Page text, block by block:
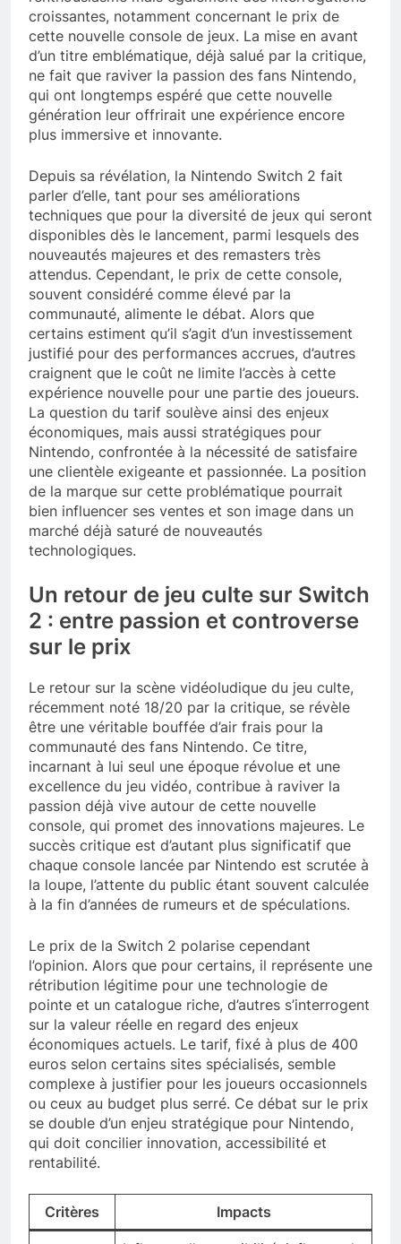
croissantes, notamment concernant le prix de
cette nouvelle console de jeux. La mise en avant
d’un titre emblématique, déjà salué par la critique,
ne fait que raviver la passion des fans Nintendo,
qui ont longtemps espéré que cette nouvelle
génération leur offrirait une expérience encore
plus immersive et innovante.
Depuis sa révélation, la Nintendo Switch 2 fait
parler d’elle, tant pour ses améliorations
techniques que pour la diversité de jeux qui seront
disponibles dès le lancement, parmi lesquels des
nouveautés majeures et des remasters très
attendus. Cependant, le prix de cette console,
souvent considéré comme élevé par la
communauté, alimente le débat. Alors que
certains estiment qu’il s’agit d’un investissement
justifié pour des performances accrues, d’autres
craignent que le coût ne limite l’accès à cette
expérience nouvelle pour une partie des joueurs.
La question du tarif soulève ainsi des enjeux
économiques, mais aussi stratégiques pour
Nintendo, confrontée à la nécessité de satisfaire
une clientèle exigeante et passionnée. La position
de la marque sur cette problématique pourrait
bien influencer ses ventes et son image dans un
marché déjà saturé de nouveautés
technologiques.
Un retour de jeu culte sur Switch
2 : entre passion et controverse
sur le prix
Le retour sur la scène vidéoludique du jeu culte,
récemment noté 18/20 par la critique, se révèle
être une véritable bouffée d’air frais pour la
communauté des fans Nintendo. Ce titre,
incarnant à lui seul une époque révolue et une
excellence du jeu vidéo, contribue à raviver la
passion déjà vive autour de cette nouvelle
console, qui promet des innovations majeures. Le
succès critique est d’autant plus significatif que
chaque console lancée par Nintendo est scrutée à
la loupe, l’attente du public étant souvent calculée
à la fin d’années de rumeurs et de spéculations.
Le prix de la Switch 2 polarise cependant
l’opinion. Alors que pour certains, il représente une
rétribution légitime pour une technologie de
pointe et un catalogue riche, d’autres s’interrogent
sur la valeur réelle en regard des enjeux
économiques actuels. Le tarif, fixé à plus de 400
euros selon certains sites spécialisés, semble
complexe à justifier pour les joueurs occasionnels
ou ceux au budget plus serré. Ce débat sur le prix
se double d’un enjeu stratégique pour Nintendo,
qui doit concilier innovation, accessibilité et
rentabilité.
Critères Impacts